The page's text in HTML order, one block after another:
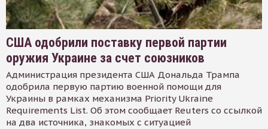
США одобрили поставку первой партии
оружия Украине за счет союзников
Администрация президента США Дональда Трампа
одобрила первую партию военной помощи для
Украины в рамках механизма Priority Ukraine
Requirements List. Об этом сообщает Reuters со ссылкой
на два источника, знакомых с ситуацией